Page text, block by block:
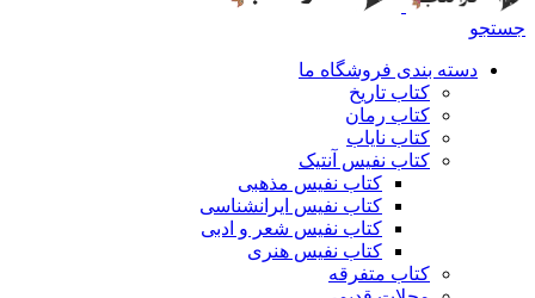
جستجو
دسته بندی فروشگاه ما
کتاب تاریخ
کتاب رمان
کتاب نایاب
کتاب نفیس آنتیک
کتاب نفیس مذهبی
کتاب نفیس ایرانشناسی
کتاب نفیس شعر و ادبی
کتاب نفیس هنری
کتاب متفرقه